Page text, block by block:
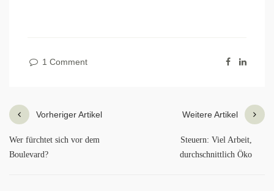
1 Comment
Vorheriger Artikel
Wer fürchtet sich vor dem
Boulevard?
Weitere Artikel
Steuern: Viel Arbeit,
durchschnittlich Öko